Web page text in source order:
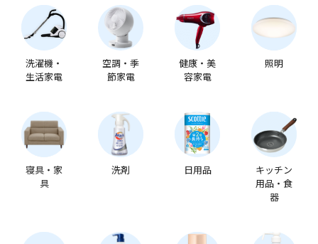
洗濯機・
生活家電
空調・季
節家電
健康・美
容家電
照明
寝具・家
具
洗剤 日用品
キッチン
用品・食
器